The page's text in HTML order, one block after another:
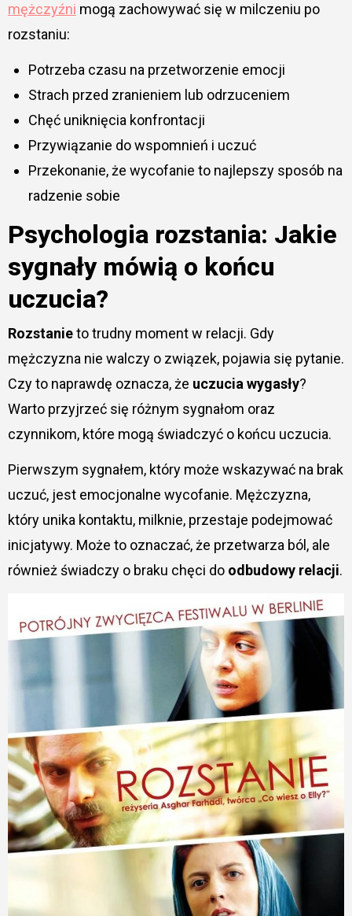
mężczyźni mogą zachowywać się w milczeniu po
rozstaniu:
Potrzeba czasu na przetworzenie emocji
Strach przed zranieniem lub odrzuceniem
Chęć uniknięcia konfrontacji
Przywiązanie do wspomnień i uczuć
Przekonanie, że wycofanie to najlepszy sposób na
radzenie sobie
Psychologia rozstania: Jakie
sygnały mówią o końcu
uczucia?
Rozstanieto trudny moment w relacji. Gdy
mężczyzna nie walczy o związek, pojawia się pytanie.
Czy to naprawdę oznacza, że uczucia wygasły?
Warto przyjrzeć się różnym sygnałom oraz
czynnikom, które mogą świadczyć o końcu uczucia.
Pierwszym sygnałem, który może wskazywać na brak
uczuć, jest emocjonalne wycofanie. Mężczyzna,
który unika kontaktu, milknie, przestaje podejmować
inicjatywy. Może to oznaczać, że przetwarza ból, ale
również świadczy o braku chęci do odbudowy relacji.